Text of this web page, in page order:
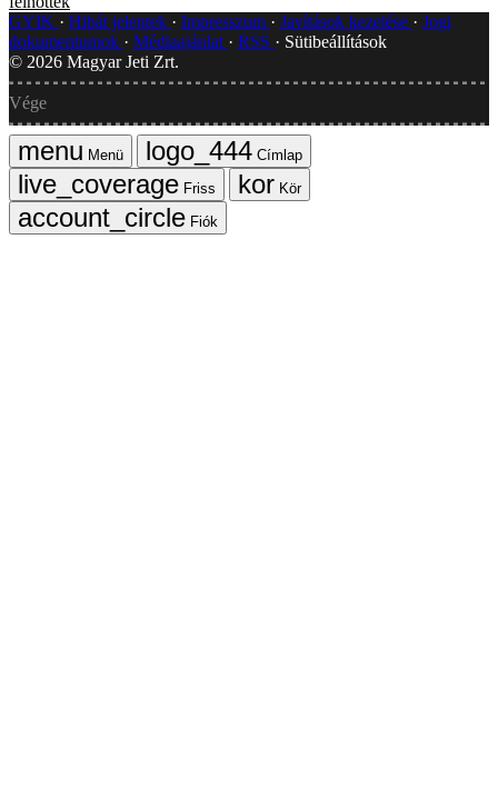
GYIK
Hibát jelentek Impresszum Javítások kezelése
Jogi
dokumentumok
Médiaajánlat RSS
Sütibeállítások
© 2026 Magyar Jeti Zrt.
Vége
Menü
Címlap
Friss
Kör
Fiók